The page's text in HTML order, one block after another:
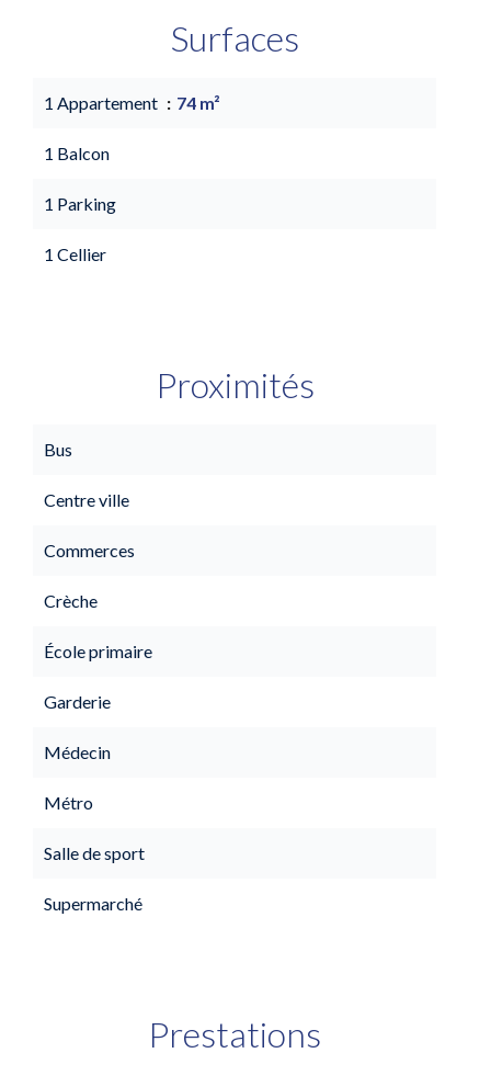
Surfaces
1 Appartement 74 m²
1 Balcon
1 Parking
1 Cellier
Proximités
Bus
Centre ville
Commerces
Crèche
École primaire
Garderie
Médecin
Métro
Salle de sport
Supermarché
Prestations